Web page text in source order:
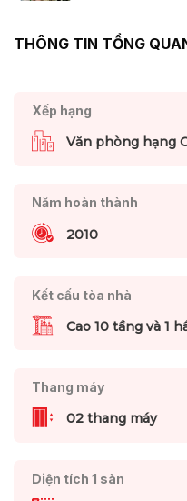
THÔNG TIN TỔNG
Xếp hạng
Văn phòng hạng
Năm hoàn thành
2010
Kết cấu tòa nhà
Cao 10 tầng và 1
Thang máy
02 thang máy
Diện tích 1 sàn